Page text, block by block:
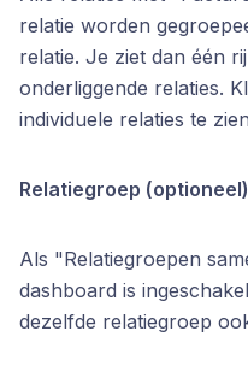
relatie worden
relatie. Je ziet dan één
onderliggende relaties.
individuele relaties te
Relatiegroep (optioneel)
Als "Relatiegroepen
dashboard is
dezelfde relatiegroep